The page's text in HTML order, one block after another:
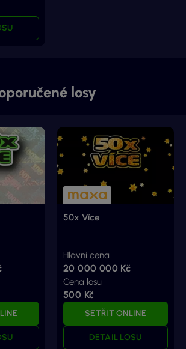
losy
50x Více
Hlavní cena
20 000 000 Kč
Cena losu
500 Kč
SETŘIT ONLINE
DETAIL LOSU